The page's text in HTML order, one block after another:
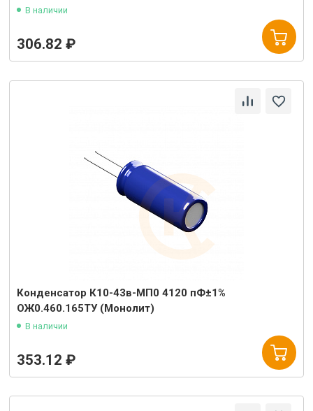
В наличии
306.82 ₽
Конденсатор К10-43в-МП0 4120 пФ±1%
ОЖ0.460.165ТУ (Монолит)
В наличии
353.12 ₽